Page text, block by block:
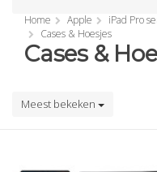
Home Apple iPad Pro
Cases & Hoesjes
Cases &
Meest bekeken